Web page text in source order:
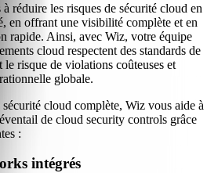
réduire les risques de sécurité cloud en
en offrant une visibilité complète et en
rapide. Ainsi, avec Wiz, votre équipe
cloud respectent des standards de
risque de violations coûteuses et
globale.
cloud complète, Wiz vous aide à
de cloud security controls grâce
:
intégrés